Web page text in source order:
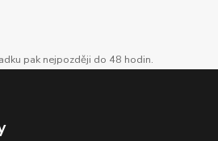
pak nejpozději do 48 hodin.